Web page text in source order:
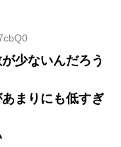
少ないんだろう
まりにも低すぎ